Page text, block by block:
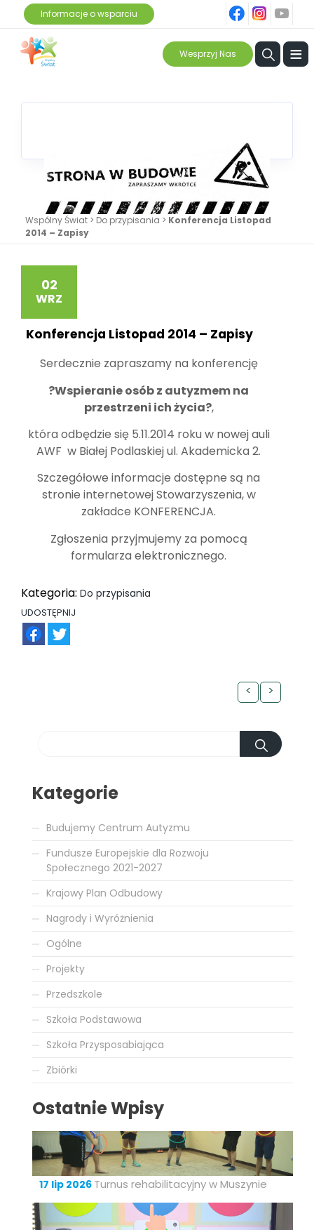
Informacje o wsparciu
ins
Wesprzyj Nas ≡
Wspólny Świat > Do przypisania > Konferencja Listopad
2014 – Zapisy
02
WRZ
Konferencja Listopad 2014 – Zapisy
Serdecznie zapraszamy na konferencję
?Wspieranie osób z autyzmem na
przestrzeni ich życia?,
która odbędzie się 5.11.2014 roku w nowej auli
AWF w Białej Podlaskiej ul. Akademicka 2.
Szczegółowe informacje dostępne są na
stronie internetowej Stowarzyszenia, w
zakładce KONFERENCJA.
Zgłoszenia przyjmujemy za pomocą
formularza elektronicznego.
Kategoria: Do przypisania
UDOSTĘPNIJ
< >
Kategorie
Budujemy Centrum Autyzmu
Fundusze Europejskie dla Rozwoju
Społecznego 2021-2027
Krajowy Plan Odbudowy
Nagrody i Wyróżnienia
Ogólne
Projekty
Przedszkole
Szkoła Podstawowa
Szkoła Przysposabiająca
Zbiórki
Ostatnie Wpisy
17 lip 2026 Turnus rehabilitacyjny w Muszynie